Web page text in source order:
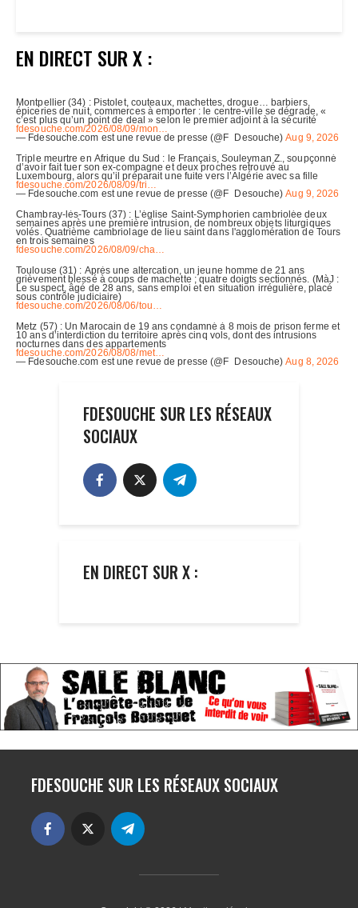
EN DIRECT SUR X :
FDESOUCHE SUR LES RÉSEAUX
SOCIAUX
EN DIRECT SUR X :
FDESOUCHE SUR LES RÉSEAUX SOCIAUX